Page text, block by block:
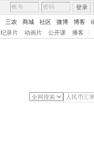
登录
三农 商城 社区 微博 博客
纪录片 动画片 公开课 播客